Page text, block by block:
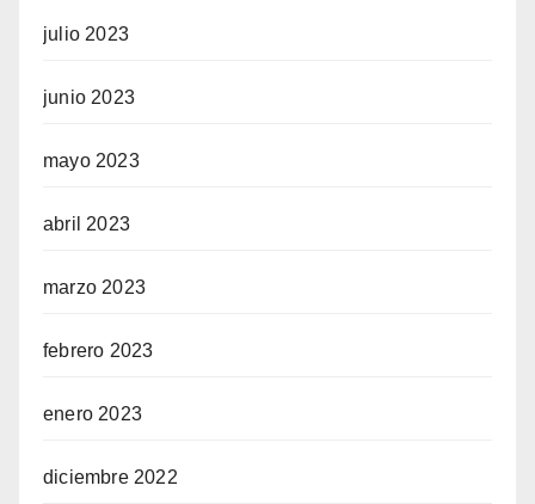
julio 2023
junio 2023
mayo 2023
abril 2023
marzo 2023
febrero 2023
enero 2023
diciembre 2022